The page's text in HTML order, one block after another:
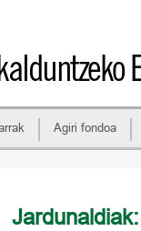
Agiri fondoa